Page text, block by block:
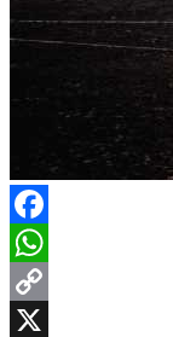
Facebook
WhatsApp
Copy